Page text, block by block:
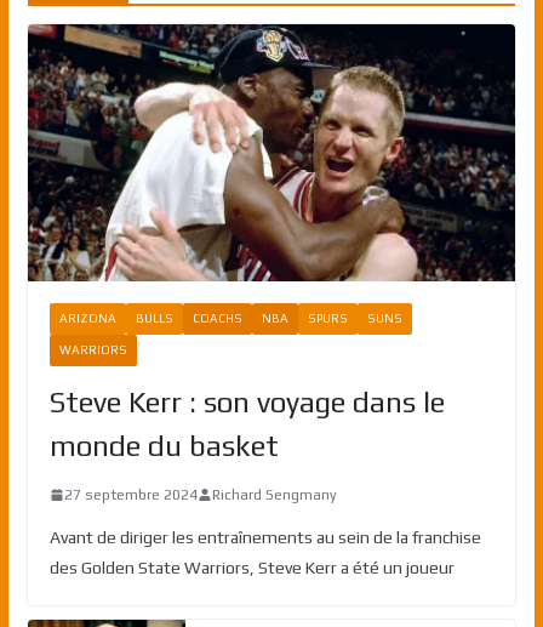
ARIZONA BULLS COACHS NBA SPURS SUNS
WARRIORS
Steve Kerr : son voyage dans le
monde du basket
27 septembre 2024 Richard Sengmany
Avant de diriger les entraînements au sein de la franchise
des Golden State Warriors, Steve Kerr a été un joueur